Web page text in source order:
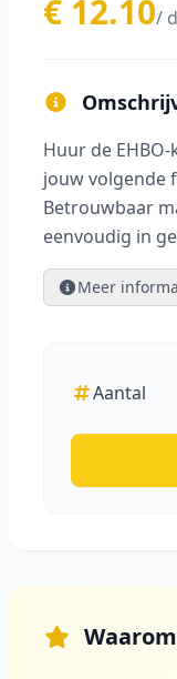
€ 12.10/
Huur de
jouw volgende
Betrouwbaar
eenvoudig in
Meer
Aantal